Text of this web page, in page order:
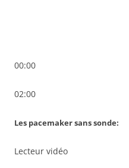
00:00
02:00
Les pacemaker sans sonde:
Lecteur vidéo